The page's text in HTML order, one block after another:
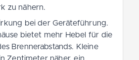
zu nähern.
bei der Geräteführung.
bietet mehr Hebel für die
Brennerabstands. Kleine
Zentimeter näher, ein